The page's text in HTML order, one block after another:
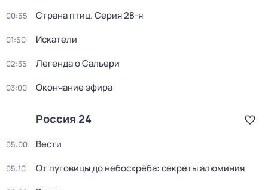
00:55 Страна птиц. Серия 28-я
01:50 Искатели
02:35 Легенда о Сальери
03:00 Окончание эфира
Россия 24
05:00 Вести
05:10 От пуговицы до небоскрёба: секреты алюминия